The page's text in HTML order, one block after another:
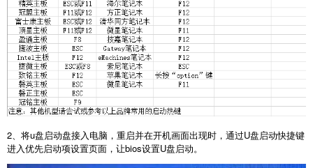
2、将u盘启动盘接入电脑，重启并在开机画面出现时，通过U盘启动快捷键
进入优先启动项设置页面，让bios设置U盘启动。